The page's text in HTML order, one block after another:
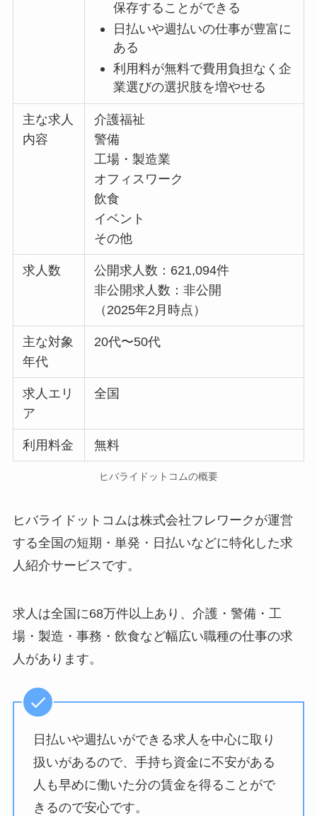
保存することができる
日払いや週払いの仕事が豊富に
ある
利用料が無料で費用負担なく企
業選びの選択肢を増やせる
主な求人
内容
介護福祉
警備
工場・製造業
オフィスワーク
飲食
イベント
その他
求人数
公開求人数：621,094件
非公開求人数：非公開
（2025年2月時点）
主な対象
年代
20代〜50代
求人エリ
ア
全国
利用料金 無料
ヒバライドットコムの概要
ヒバライドットコムは株式会社フレワークが運営
する全国の短期・単発・日払いなどに特化した求
人紹介サービスです。
求人は全国に68万件以上あり、介護・警備・工
場・製造・事務・飲食など幅広い職種の仕事の求
人があります。
日払いや週払いができる求人を中心に取り
扱いがあるので、手持ち資金に不安がある
人も早めに働いた分の賃金を得ることがで
きるので安心です。